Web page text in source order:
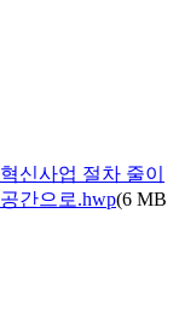
신사업 절차 줄이
간으로.hwp(6 MB